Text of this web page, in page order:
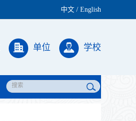
中文 / English
单位 学校